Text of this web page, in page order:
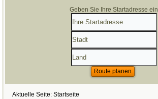
Geben Sie Ihre Startadresse ein
Aktuelle Seite:Startseite